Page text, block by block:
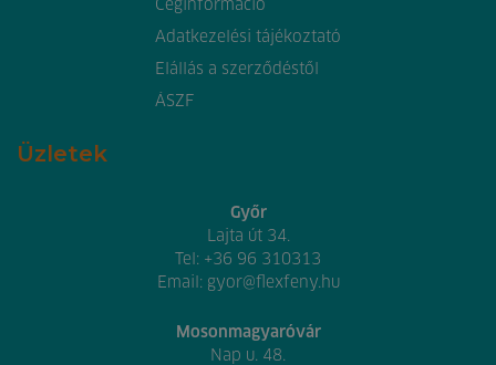
Céginformáció
Adatkezelési tájékoztató
Elállás a szerződéstől
ÁSZF
Üzletek
Győr
Lajta út 34.
Tel: +36 96 310313
Email: gyor@flexfeny.hu
Mosonmagyaróvár
Nap u. 48.